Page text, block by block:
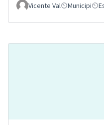
Vicente Val Municipi